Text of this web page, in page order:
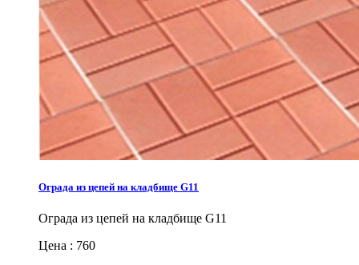
Ограда из цепей на кладбище G11
Ограда из цепей на кладбище G11
Цена : 760